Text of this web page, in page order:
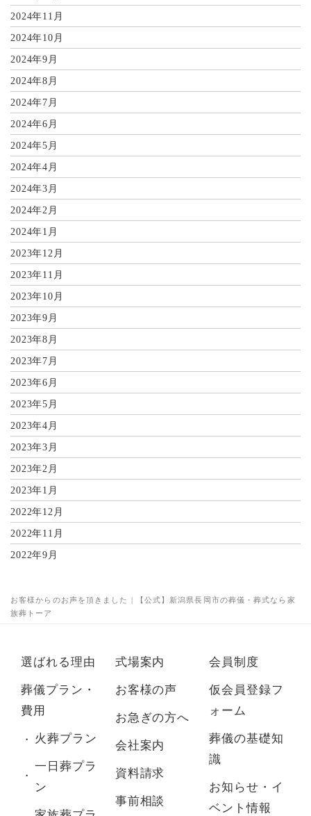
お客様からのお声を頂きました | 【公式】新潟県長岡市の葬儀・葬式なら家
族葬トーア
2024年11月
2024年10月
2024年9月
2024年8月
2024年7月
2024年6月
2024年5月
2024年4月
2024年3月
2024年2月
2024年1月
2023年12月
2023年11月
2023年10月
2023年9月
2023年8月
2023年7月
2023年6月
2023年5月
2023年4月
2023年3月
2023年2月
2023年1月
2022年12月
2022年11月
2022年9月
選ばれる理由
葬儀プラン・
費用
火葬プラン
一日葬プラ
ン
式場案内
お客様の声
お急ぎの方へ
会社案内
資料請求
事前相談
会員制度
仮会員登録フ
ォーム
葬儀の基礎知
識
お知らせ・イ
ベント情報